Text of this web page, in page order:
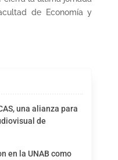
de Economía y
una alianza para
de
en la UNAB como